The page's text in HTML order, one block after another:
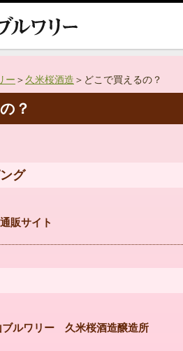
ー ＞ 久米桜酒造 ＞どこで買えるの？
？
グ
販サイト
ブルワリー 久米桜酒造醸造所